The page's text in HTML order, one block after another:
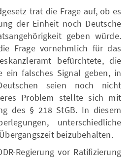
trat die Frage auf, ob es
der Einheit noch Deutsche
geben würde.
Frage vornehmlich für das
befürchtete, die
ein falsches Signal geben, in
seien noch nicht
Problem stellte sich mit
des § 218 StGB. In diesem
unterschiedliche
beizubehalten.
Regierung vor Ratifizierung